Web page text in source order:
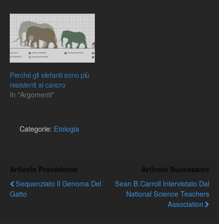
Perché gli elefanti sono più
resistenti al cancro
In "Argomenti"
Categorie: Etologia
Articolo Precedente
Sequenziato Il Genoma Del
Gatto
Articolo Successivo
Sean B.Carroll Intervistato Dal
National Science Teachers
Association